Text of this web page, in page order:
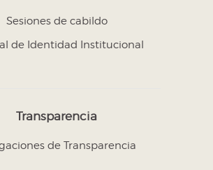
Sesiones de cabildo
de Identidad Institucional
Transparencia
de Transparencia